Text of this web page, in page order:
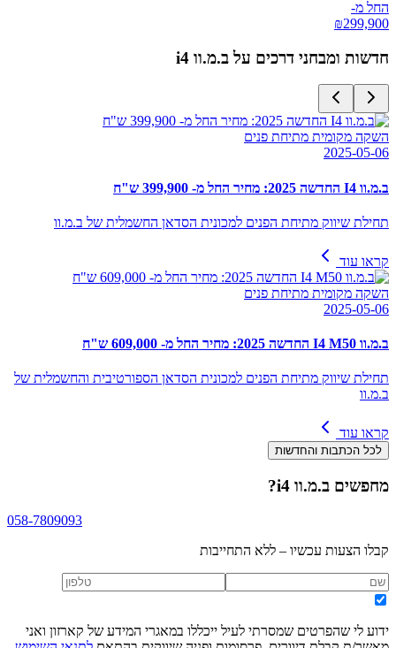
החל מ-
₪299,900
חדשות ומבחני דרכים עלב.מ.וו i4
השקה מקומית מתיחת פנים
2025-05-06
ב.מ.וו I4 החדשה 2025: מחיר החל מ- 399,900 ש"ח
תחילת שיווק מתיחת הפנים למכונית הסדאן החשמלית של ב.מ.וו
קראו עוד
השקה מקומית מתיחת פנים
2025-05-06
ב.מ.וו I4 M50 החדשה 2025: מחיר החל מ- 609,000 ש"ח
תחילת שיווק מתיחת הפנים למכונית הסדאן הספורטיבית והחשמלית של
ב.מ.וו
קראו עוד
לכל הכתבות והחדשות
מחפשים ב.מ.וו i4 ?
058-7809093
קבלו הצעות עכשיו – ללא התחייבות
ידוע לי שהפרטים שמסרתי לעיל ייכללו במאגרי המידע של קארזון ואני